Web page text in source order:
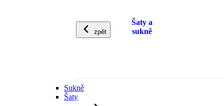
zpět
Šaty a
sukně
Sukně
Šaty